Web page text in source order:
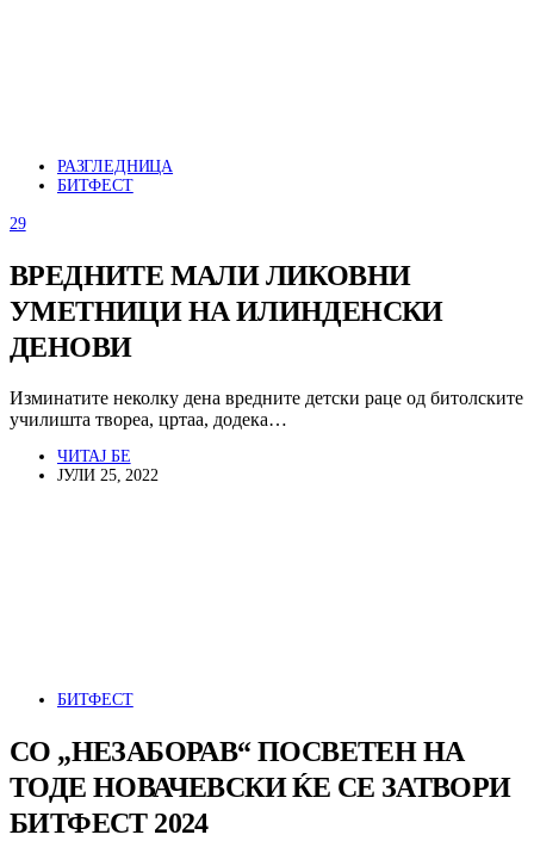
РАЗГЛЕДНИЦА
БИТФЕСТ
29
ВРЕДНИТЕ МАЛИ ЛИКОВНИ
УМЕТНИЦИ НА ИЛИНДЕНСКИ
ДЕНОВИ
Изминатите неколку дена вредните детски раце од битолските
училишта твореа, цртаа, додека…
ЧИТАЈ БЕ
ЈУЛИ 25, 2022
БИТФЕСТ
СО „НЕЗАБОРАВ“ ПОСВЕТЕН НА
ТОДЕ НОВАЧЕВСКИ ЌЕ СЕ ЗАТВОРИ
БИТФЕСТ 2024